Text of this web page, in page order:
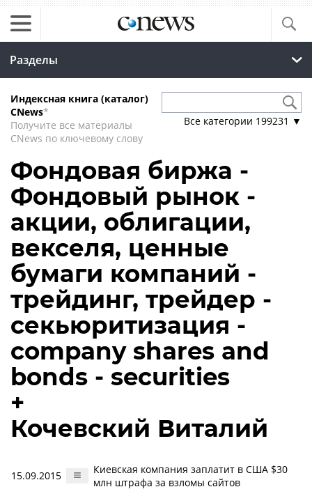
Разделы
Индексная книга (каталог)
CNews*
Получите все материалы
CNews по ключевому слову
Все категории 199231 ▼
Фондовая биржа -
Фондовый рынок -
акции, облигации,
векселя, ценные
бумаги компаний -
трейдинг, трейдер -
секьюритизация -
company shares and
bonds - securities
+
Кочевский Виталий
15.09.2015
Киевская компания заплатит в США $30
млн штрафа за взломы сайтов